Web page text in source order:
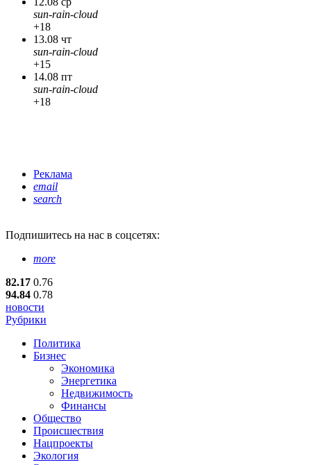
sun-rain-cloud
+18
13.08 чт
sun-rain-cloud
+15
14.08 пт
sun-rain-cloud
+18
Реклама
email
search
Подпишитесь на нас в соцсетях:
more
82.17 0.76
94.84 0.78
новости
Рубрики
Политика
Бизнес
Экономика
Энергетика
Недвижимость
Финансы
Общество
Происшествия
Нацпроекты
Экология